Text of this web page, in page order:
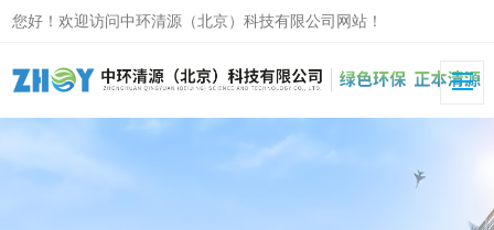
您好！欢迎访问中环清源（北京）科技有限公司网站！